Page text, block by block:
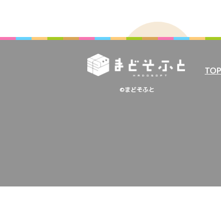
TOP
©まどそふと